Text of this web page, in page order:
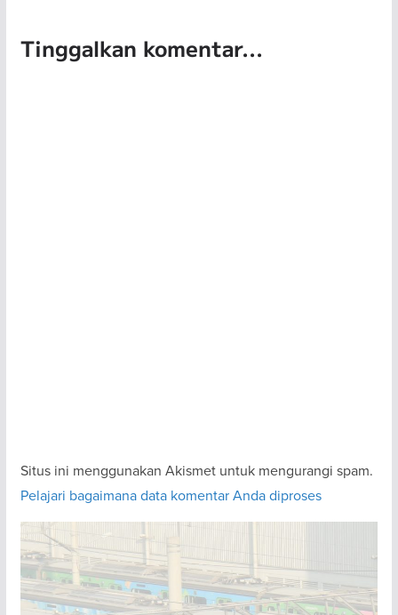
Tinggalkan komentar...
Situs ini menggunakan Akismet untuk mengurangi spam.
Pelajari bagaimana data komentar Anda diproses